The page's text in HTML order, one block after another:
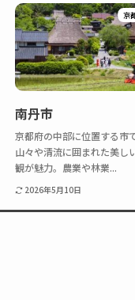
京
南丹市
京都府の中部に位置する市で
山々や清流に囲まれた美し
観が魅力。農業や林業...
2026年5月10日